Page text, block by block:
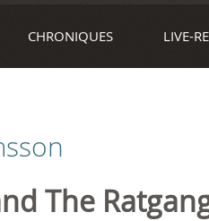
CHRONIQUES LIVE-
The